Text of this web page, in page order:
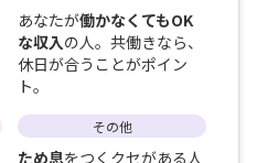
あなたが働かなくてもOK
な収入の人。共働きなら、
休日が合うことがポイン
ト。
その他
ため息をつくクセがある人